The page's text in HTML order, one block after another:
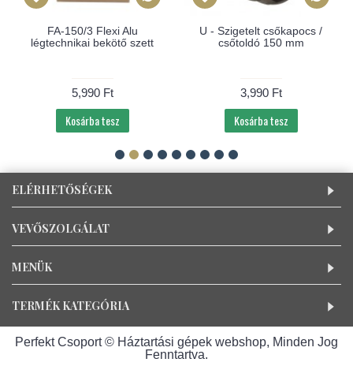
FA-150/3 Flexi Alu
légtechnikai bekötő szett
5,990 Ft
Kosárba tesz
U - Szigetelt csőkapocs /
csőtoldó 150 mm
3,990 Ft
Kosárba tesz
ELÉRHETŐSÉGEK
VEVŐSZOLGÁLAT
MENÜK
TERMÉK KATEGÓRIA
Perfekt Csoport © Háztartási gépek webshop, Minden Jog
Fenntartva.